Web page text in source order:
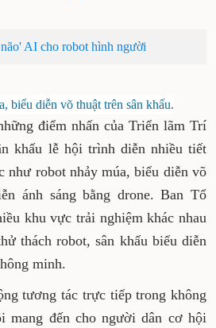
AI cho robot hình người
biểu diễn võ thuật trên sân khấu.
điểm nhấn của Triển lãm Trí
khấu lễ hội trình diễn nhiều tiết
như robot nhảy múa, biểu diễn võ
ánh sáng bằng drone. Ban Tổ
khu vực trải nghiệm khác nhau
thách robot, sân khấu biểu diễn
minh.
tương tác trực tiếp trong không
mang đến cho người dân cơ hội